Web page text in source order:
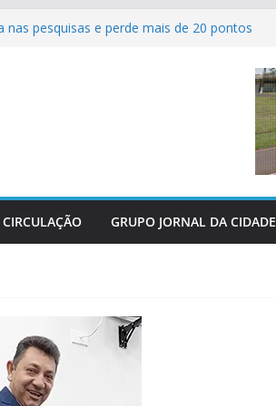
nas pesquisas e perde mais de 20 pontos
agrícolas revolucionam atendimento aos
Oeste
perderam as últimas três grandes guerras
Federação e reafirma apoio total
CIRCULAÇÃO GRUPO JORNAL DA CIDADE